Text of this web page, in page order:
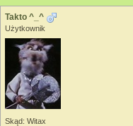
Takto ^_^
Użytkownik
Skąd: Witax